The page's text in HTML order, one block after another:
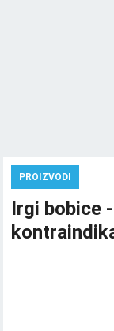
PROIZVODI
Irgi bobice